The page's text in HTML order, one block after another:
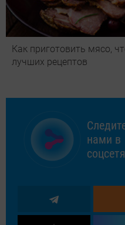
Как приготовить мясо,
лучших рецептов
нами в